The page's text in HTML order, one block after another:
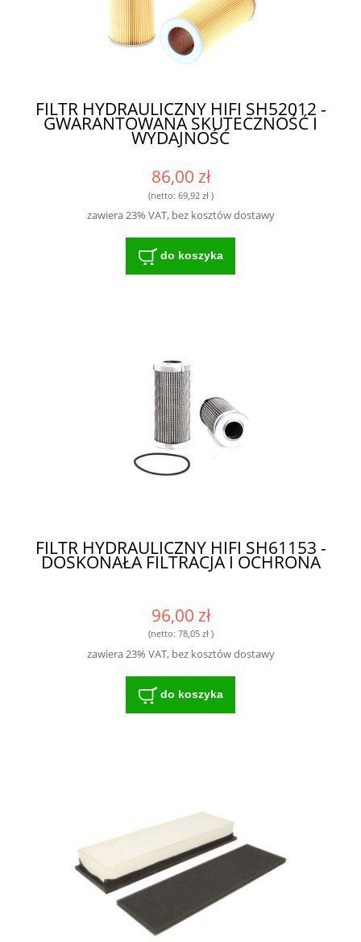
FILTR HYDRAULICZNY HIFI SH52012 -
GWARANTOWANA SKUTECZNOŚĆ I
WYDAJNOŚĆ
86,00 zł
(netto: 69,92 zł)
zawiera 23% VAT, bez kosztów dostawy
do koszyka
FILTR HYDRAULICZNY HIFI SH61153 -
DOSKONAŁA FILTRACJA I OCHRONA
96,00 zł
(netto: 78,05 zł)
zawiera 23% VAT, bez kosztów dostawy
do koszyka